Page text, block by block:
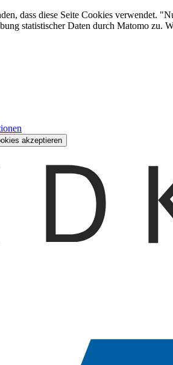
dass diese Seite Cookies verwendet.
statistischer Daten durch Matomo zu.
akzeptieren